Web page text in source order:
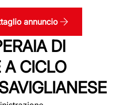
annuncio
DI
A CICLO